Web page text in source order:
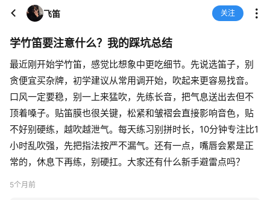
飞笛 关注
学竹笛要注意什么？我的踩坑总结
最近刚开始学竹笛，感觉比想象中更吃细节。先说选笛子，别
贪便宜买杂牌，初学建议从常用调开始，吹起来更容易找音。
口风一定要稳，别一上来猛吹，先练长音，把气息送出去但不
顶着嗓子。贴笛膜也很关键，松紧和皱褶会直接影响音色，贴
不好别硬练，越吹越泄气。每天练习别拼时长，10分钟专注比1
小时乱吹强，先把指法按严不漏气。还有一点，嘴唇会累是正
常的，休息下再练，别硬扛。大家还有什么新手避雷点吗？
5个月前